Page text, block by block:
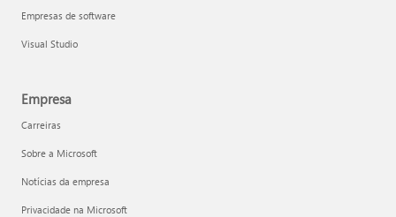
Empresas de software
Visual Studio
Empresa
Carreiras
Sobre a Microsoft
Notícias da empresa
Privacidade na Microsoft